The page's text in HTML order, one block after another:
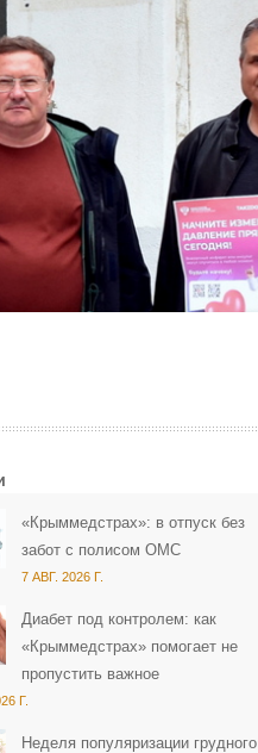
«Крыммедстрах»: в отпуск без
забот с полисом ОМС
7 АВГ. 2026 Г.
Диабет под контролем: как
«Крыммедстрах» помогает не
пропустить важное
Г.
Неделя популяризации грудного